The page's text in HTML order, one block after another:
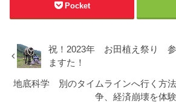
Pocket
祝！2023年 お田植え祭り 参
ますた！
地底科学 別のタイムラインへ行く方
争、経済崩壊を体